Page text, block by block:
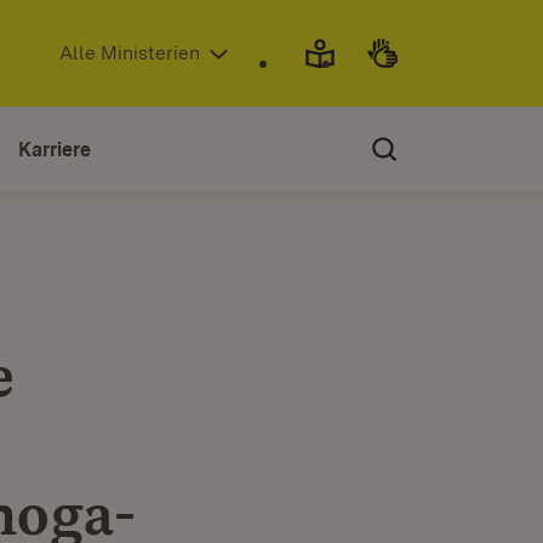
in neuem Fenster)
Alle Ministerien
Karriere